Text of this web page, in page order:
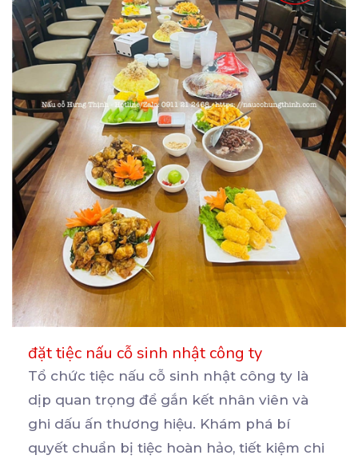
đặt tiệc nấu cỗ sinh nhật công ty
Tổ chức tiệc nấu cỗ sinh nhật công ty là
dịp quan trọng để gắn kết nhân viên và
ghi dấu ấn thương hiệu. Khám phá bí
quyết chuẩn bị tiệc hoàn hảo, tiết kiệm chi